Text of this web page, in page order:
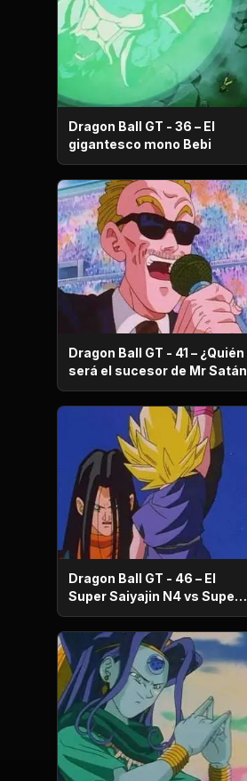
Dragon Ball GT - 36 – El
gigantesco mono Bebi
Dragon Ball GT - 41 – ¿Quién
será el sucesor de Mr Satán
Dragon Ball GT - 46 – El
Super Saiyajin N4 vs Super
Numero 17